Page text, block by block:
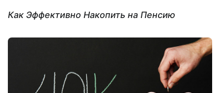
Как Эффективно Накопить на Пенсию